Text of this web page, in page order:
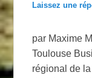
Laissez une
par Maxime
Toulouse
régional de